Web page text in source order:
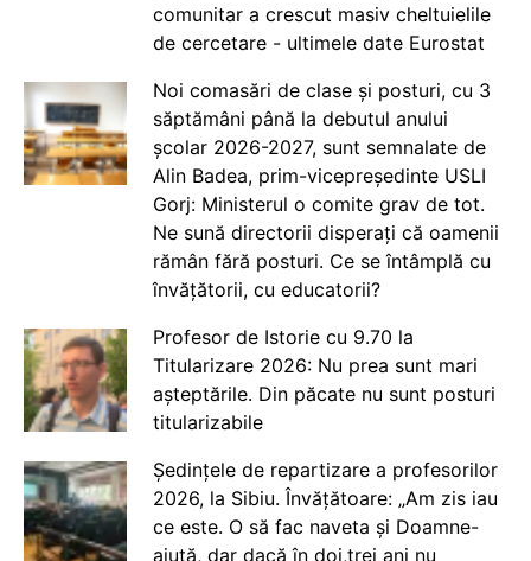
comunitar a crescut masiv cheltuielile
de cercetare - ultimele date Eurostat
Noi comasări de clase și posturi, cu 3
săptămâni până la debutul anului
școlar 2026-2027, sunt semnalate de
Alin Badea, prim-vicepreședinte USLI
Gorj: Ministerul o comite grav de tot.
Ne sună directorii disperați că oamenii
rămân fără posturi. Ce se întâmplă cu
învățătorii, cu educatorii?
Profesor de Istorie cu 9.70 la
Titularizare 2026: Nu prea sunt mari
așteptările. Din păcate nu sunt posturi
titularizabile
Ședințele de repartizare a profesorilor
2026, la Sibiu. Învățătoare: „Am zis iau
ce este. O să fac naveta și Doamne-
ajută, dar dacă în doi,trei ani nu